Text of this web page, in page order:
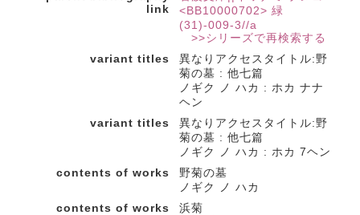
link
<BB10000702> 緑
(31)-009-3//a
>>シリーズで再検索する
variant titles
異なりアクセスタイトル:野
菊の墓 : 他七篇
ノギク ノ ハカ : ホカ ナナ
ヘン
variant titles
異なりアクセスタイトル:野
菊の墓 : 他七篇
ノギク ノ ハカ : ホカ 7ヘン
contents of works
野菊の墓
ノギク ノ ハカ
contents of works
浜菊